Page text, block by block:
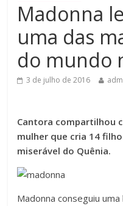
Madonna
uma das
do mundo
3 de julho de 2016
Cantora compartilhou
mulher que cria 14
miserável do Quênia.
Madonna conseguiu